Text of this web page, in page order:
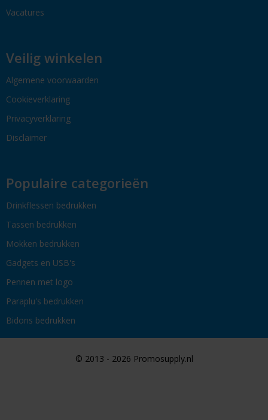
Vacatures
Veilig winkelen
Algemene voorwaarden
Cookieverklaring
Privacyverklaring
Disclaimer
Populaire categorieën
Drinkflessen bedrukken
Tassen bedrukken
Mokken bedrukken
Gadgets en USB's
Pennen met logo
Paraplu's bedrukken
Bidons bedrukken
© 2013 - 2026 Promosupply.nl